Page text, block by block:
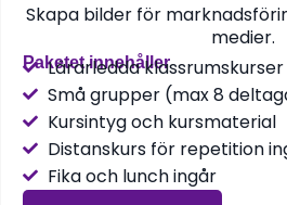
Skapa bilder för
medier.
Paketet innehåller
Lärarledda klassrumskurser
Små grupper (max 8
Kursintyg och kursmaterial
Distanskurs för repetition
Fika och lunch ingår